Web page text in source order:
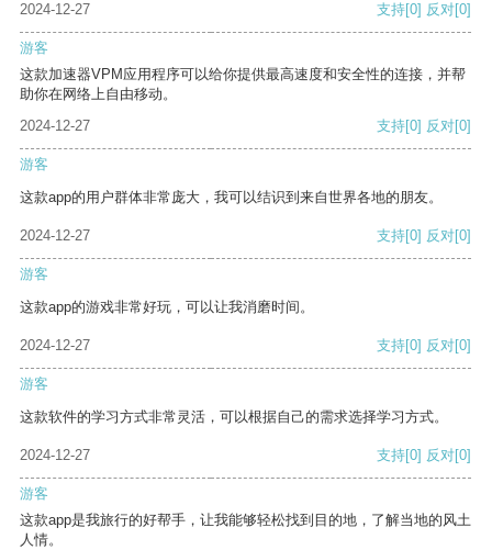
2024-12-27
支持[0] 反对[0]
游客
这款加速器VPM应用程序可以给你提供最高速度和安全性的连接，并帮
助你在网络上自由移动。
2024-12-27
支持[0] 反对[0]
游客
这款app的用户群体非常庞大，我可以结识到来自世界各地的朋友。
2024-12-27 支持[0] 反对[0]
游客
这款app的游戏非常好玩，可以让我消磨时间。
2024-12-27 支持[0] 反对[0]
游客
这款软件的学习方式非常灵活，可以根据自己的需求选择学习方式。
2024-12-27 支持[0] 反对[0]
游客
这款app是我旅行的好帮手，让我能够轻松找到目的地，了解当地的风土
人情。